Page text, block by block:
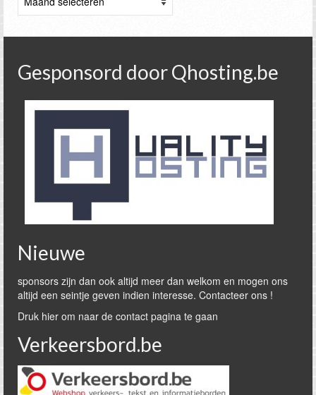
Gesponsord door Qhosting.be
Nieuwe
sponsors zijn dan ook altijd meer dan welkom en mogen ons
altijd een seintje geven indien interesse. Contacteer ons !
Druk hier om naar de contact pagina te gaan
Verkeersbord.be